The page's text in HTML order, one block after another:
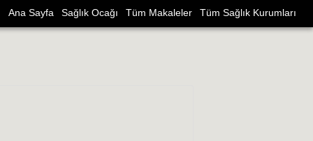
Ana Sayfa Sağlık Ocağı Tüm Makaleler Tüm Sağlık Kurumları